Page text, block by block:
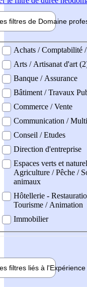
filtres de Domaine pro
professionel
Achats / Comptabilité
Arts / Artisanat d'art
Banque / Assurance
Bâtiment / Travaux
Commerce / Vente
Communication /
Conseil / Etudes
Direction d'entreprise
Espaces verts et
Agriculture / Pêche /
animaux
Hôtellerie -
Tourisme / Animation
Immobilier
filtres liés à l'Expérience